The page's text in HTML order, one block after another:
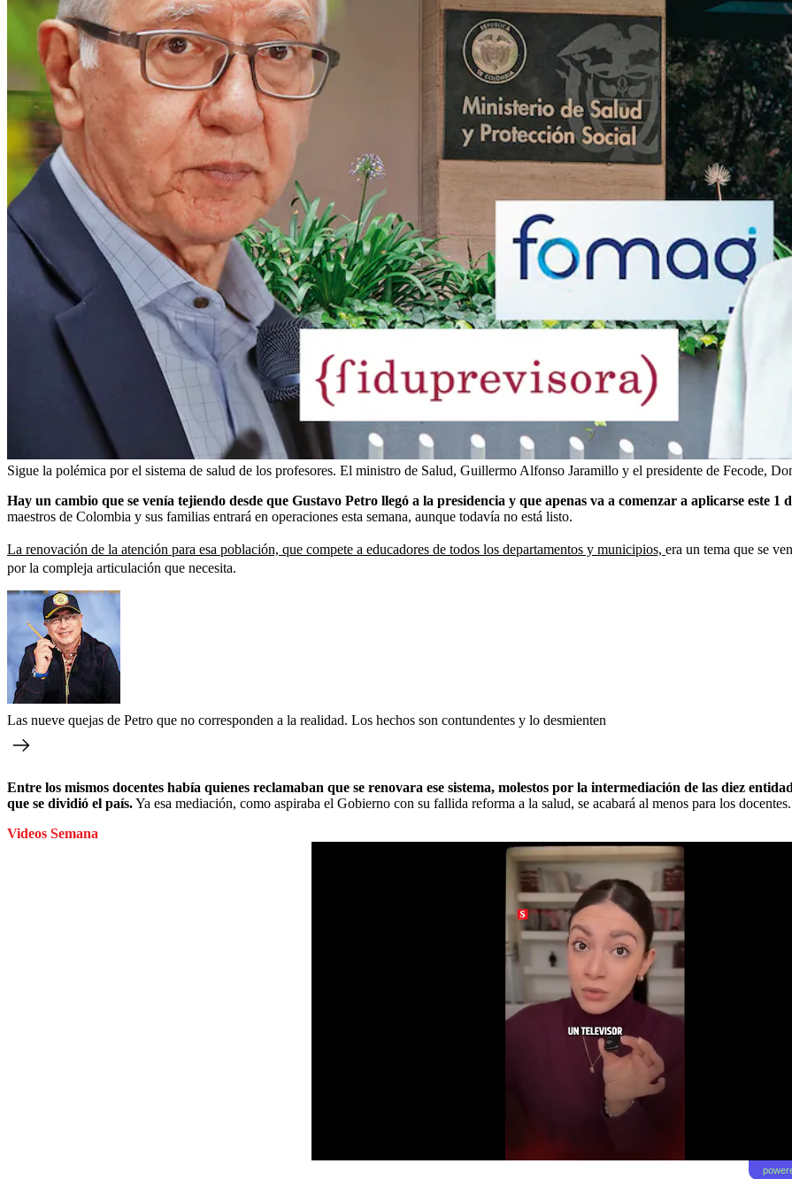
Sigue la polémica por el sistema de salud de los profesores. El ministro de Salud, Guillermo Alfonso Jaramillo y el presidente de Fecode,
Hay un cambio que se venía tejiendo desde que Gustavo Petro llegó a la presidencia y que apenas va a comenzar a aplicarse este 1
maestros de Colombia y sus familias entrará en operaciones esta semana, aunque todavía no está listo.
La renovación de la atención para esa población, que compete a educadores de todos los departamentos y municipios, era un tema que se
por la compleja articulación que necesita.
Las nueve quejas de Petro que no corresponden a la realidad. Los hechos son contundentes y lo desmienten
Entre los mismos docentes había quienes reclamaban que se renovara ese sistema, molestos por la intermediación de las diez
que se dividió el país.Ya esa mediación, como aspiraba el Gobierno con su fallida reforma a la salud, se acabará al menos para los docentes.
Videos Semana